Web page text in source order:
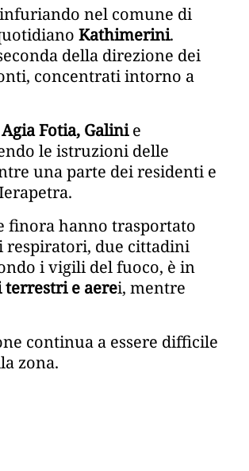
nel comune di
Kathimerini.
della direzione dei
concentrati intorno a
Agia Fotia, Galinie
le istruzioni delle
una parte dei residenti e
finora hanno trasportato
respiratori, due cittadini
i vigili del fuoco, è in
terrestri e aerei, mentre
continua a essere difficile
zona.